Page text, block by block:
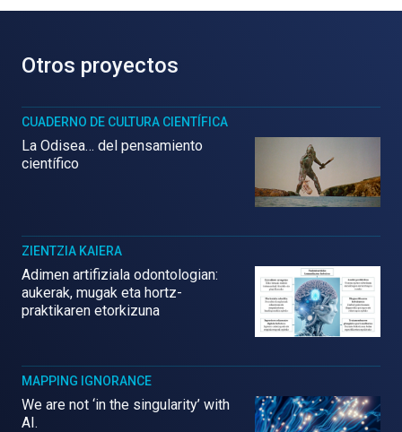
Otros proyectos
CUADERNO DE CULTURA CIENTÍFICA
La Odisea… del pensamiento
científico
ZIENTZIA KAIERA
Adimen artifiziala odontologian:
aukerak, mugak eta hortz-
praktikaren etorkizuna
MAPPING IGNORANCE
We are not ‘in the singularity’ with
AI.